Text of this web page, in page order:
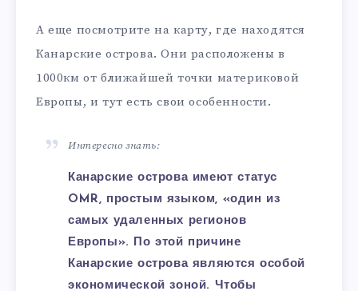
А еще посмотрите на карту, где находятся
Канарские острова. Они расположены в
1000км от ближайшей точки материковой
Европы, и тут есть свои особенности.
Интересно знать:
Канарские острова имеют статус
OMR, простым языком, «один из
самых удаленных регионов
Европы». По этой причине
Канарские острова являются особой
экономической зоной. Чтобы